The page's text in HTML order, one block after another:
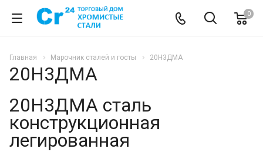
0
Главная Марочник сталей и госты 20Н3ДМА
20Н3ДМА
20Н3ДМА сталь
конструкционная
легированная